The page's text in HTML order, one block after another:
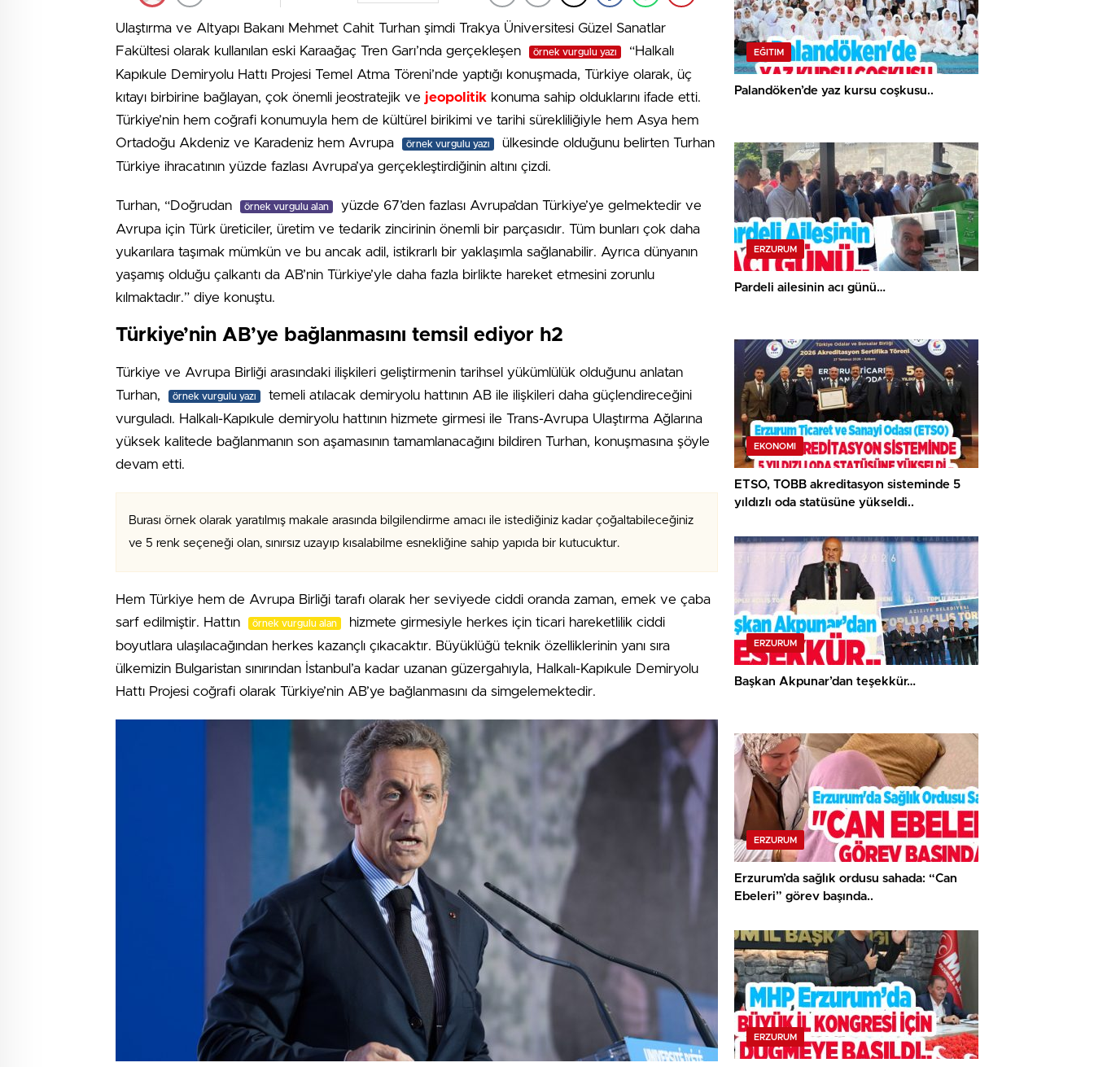
Ulaştırma ve Altyapı Bakanı Mehmet Cahit Turhan şimdi Trakya Üniversitesi Güzel Sanatlar
Fakültesi olarak kullanılan eski Karaağaç Tren Garı’nda gerçekleşen
örnek vurgulu yazı
“Halkalı
Kapıkule Demiryolu Hattı Projesi Temel Atma Töreni’nde yaptığı konuşmada, Türkiye olarak, üç
kıtayı birbirine bağlayan, çok önemli jeostratejik ve jeopolitik konuma sahip olduklarını ifade etti.
Türkiye’nin hem coğrafi konumuyla hem de kültürel birikimi ve tarihi sürekliliğiyle hem Asya hem
Ortadoğu Akdeniz ve Karadeniz hem Avrupa
örnek vurgulu yazı
ülkesinde olduğunu belirten Turhan
Türkiye ihracatının yüzde fazlası Avrupa’ya gerçekleştirdiğinin altını çizdi.
Turhan, “Doğrudan örnek vurgulu alan
yüzde 67’den fazlası Avrupa’dan Türkiye’ye gelmektedir ve
Avrupa için Türk üreticiler, üretim ve tedarik zincirinin önemli bir parçasıdır. Tüm bunları çok daha
yukarılara taşımak mümkün ve bu ancak adil, istikrarlı bir yaklaşımla sağlanabilir. Ayrıca dünyanın
yaşamış olduğu çalkantı da AB’nin Türkiye’yle daha fazla birlikte hareket etmesini zorunlu
kılmaktadır.” diye konuştu.
Türkiye’nin AB’ye bağlanmasını temsil ediyor h2
Türkiye ve Avrupa Birliği arasındaki ilişkileri geliştirmenin tarihsel yükümlülük olduğunu anlatan
Turhan,
örnek vurgulu yazı
temeli atılacak demiryolu hattının AB ile ilişkileri daha güçlendireceğini
vurguladı. Halkalı-Kapıkule demiryolu hattının hizmete girmesi ile Trans-Avrupa Ulaştırma Ağlarına
yüksek kalitede bağlanmanın son aşamasının tamamlanacağını bildiren Turhan, konuşmasına şöyle
devam etti.
Burası örnek olarak yaratılmış makale arasında bilgilendirme amacı ile istediğiniz kadar çoğaltabileceğiniz
ve 5 renk seçeneği olan, sınırsız uzayıp kısalabilme esnekliğine sahip yapıda bir kutucuktur.
Hem Türkiye hem de Avrupa Birliği tarafı olarak her seviyede ciddi oranda zaman, emek ve çaba
sarf edilmiştir. Hattın
örnek vurgulu alan
hizmete girmesiyle herkes için ticari hareketlilik ciddi
boyutlara ulaşılacağından herkes kazançlı çıkacaktır. Büyüklüğü teknik özelliklerinin yanı sıra
ülkemizin Bulgaristan sınırından İstanbul’a kadar uzanan güzergahıyla, Halkalı-Kapıkule Demiryolu
Hattı Projesi coğrafi olarak Türkiye’nin AB’ye bağlanmasını da simgelemektedir.
EĞITIM
Palandöken’de yaz kursu coşkusu..
ERZURUM
Pardeli ailesinin acı günü…
EKONOMI
ETSO, TOBB akreditasyon sisteminde 5
yıldızlı oda statüsüne yükseldi..
ERZURUM
Başkan Akpunar’dan teşekkür…
ERZURUM
Erzurum’da sağlık ordusu sahada: “Can
Ebeleri” görev başında..
ERZURUM